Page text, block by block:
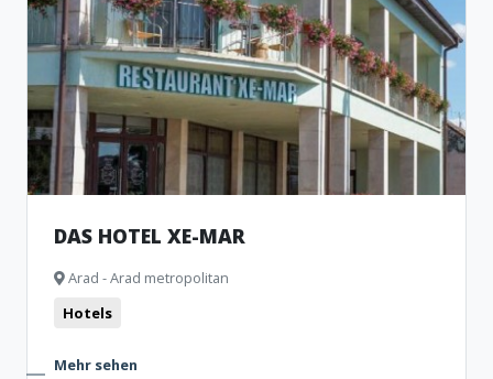
DAS HOTEL XE-MAR
Arad - Arad metropolitan
Hotels
Mehr sehen